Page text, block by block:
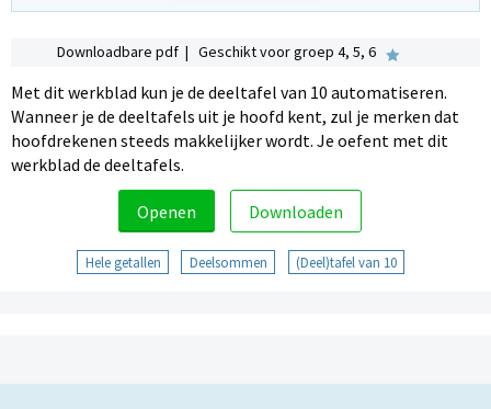
Downloadbare pdf | Geschikt voor groep 4, 5, 6
Met dit werkblad kun je de deeltafel van 10 automatiseren.
Wanneer je de deeltafels uit je hoofd kent, zul je merken dat
hoofdrekenen steeds makkelijker wordt. Je oefent met dit
werkblad de deeltafels.
Openen Downloaden
Hele getallen Deelsommen (Deel)tafel van 10